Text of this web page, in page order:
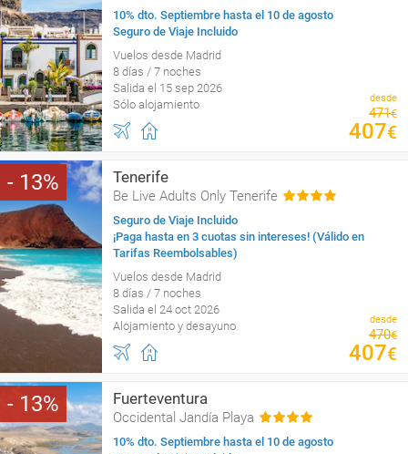
10% dto. Septiembre hasta el 10 de agosto
Seguro de Viaje Incluido
Vuelos desde Madrid
8 días / 7 noches
Salida el 15 sep 2026
Sólo alojamiento
desde
471€
407€
13 Tenerife
Be Live Adults Only Tenerife
Seguro de Viaje Incluido
¡Paga hasta en 3 cuotas sin intereses! (Válido en
Tarifas Reembolsables)
Vuelos desde Madrid
8 días / 7 noches
Salida el 24 oct 2026
Alojamiento y desayuno
desde
470€
407€
13 Fuerteventura
Occidental Jandía Playa
10% dto. Septiembre hasta el 10 de agosto